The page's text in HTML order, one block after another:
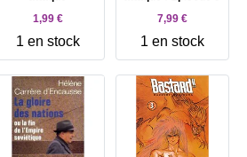
1,99 €
1 en stock
7,99 €
1 en stock